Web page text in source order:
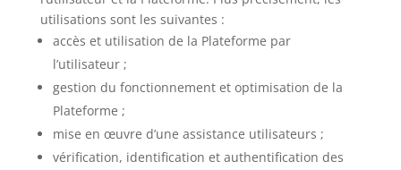
utilisations sont les suivantes :
accès et utilisation de la Plateforme par
l’utilisateur ;
gestion du fonctionnement et optimisation de la
Plateforme ;
mise en œuvre d’une assistance utilisateurs ;
vérification, identification et authentification des